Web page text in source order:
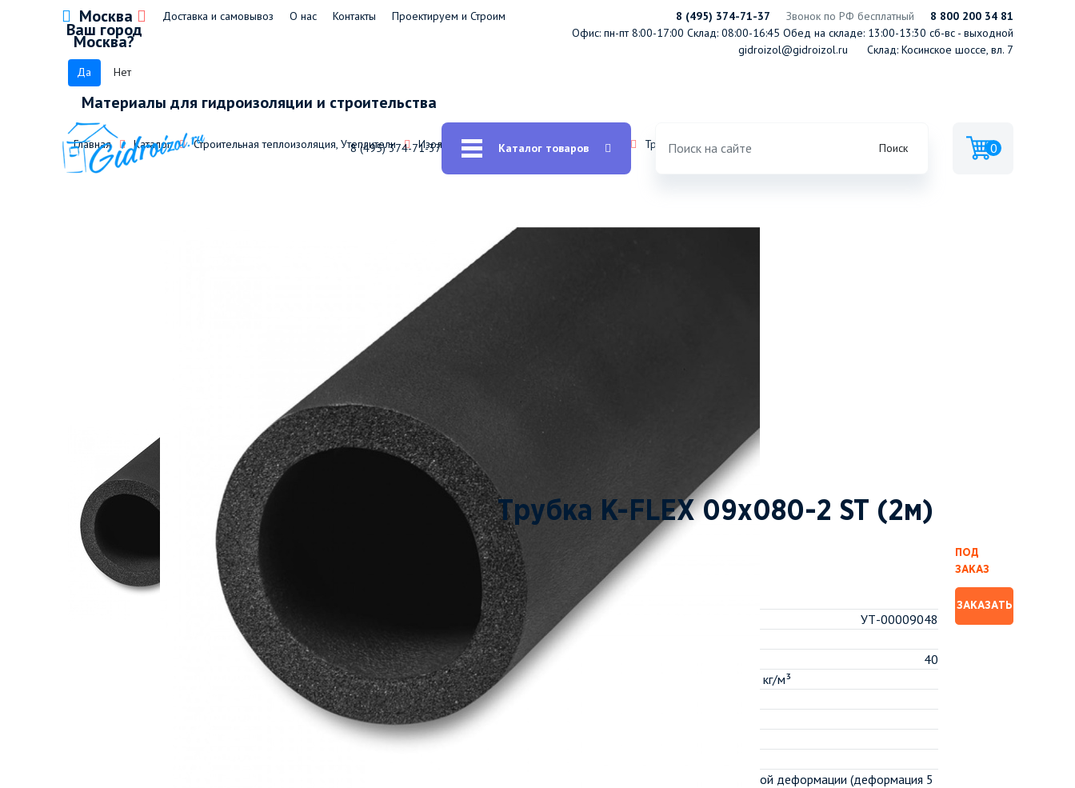
Москва
Ваш город
Москва?
Да Нет
Доставка и самовывоз О нас Контакты Проектируем и Строим
Материалы для гидроизоляции и строительства
8 (495) 374-71-37 Звонок по РФ бесплатный
8 800 200 34 81
Офис: пн-пт 8:00-17:00 Склад: 08:00-16:45 Обед на складе: 13:00-13:30 сб-вс - выходной
gidroizol@gidroizol.ru
Склад: Косинское шоссе, вл. 7
8 (495) 374-71-37 Каталог товаров Поиск 0
Главная Каталог Строительная теплоизоляция, Утеплители Изоляция из вспененного каучука K-FLEX Трубки ST K-FLEX 9мм
Трубка K-FLEX 09x080-2 ST (2м)
Характеристики
Аналог
Код
УТ-00009048
ТУ
Плотность, кг/м3
40
Средняя целевая производственная плотность, кг/м³
Теплопроводность при 283 +/-5˚К, Вт/м˚К,λ10
Сосредоточенная сила при заданной абсолютной деформации (деформация 5
ПОД
ЗАКАЗ
ЗАКАЗАТЬ